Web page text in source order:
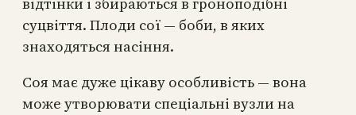
суцвіття. Плоди сої — боби, в яких
знаходяться насіння.
Соя має дуже цікаву особливість — вона
може утворювати спеціальні вузли на